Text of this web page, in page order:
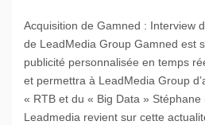
Acquisition de Gamned : Interview
de LeadMedia Group Gamned est
publicité personnalisée en temps
et permettra à LeadMedia Group
« RTB et du « Big Data » Stéphane
Leadmedia revient sur cette